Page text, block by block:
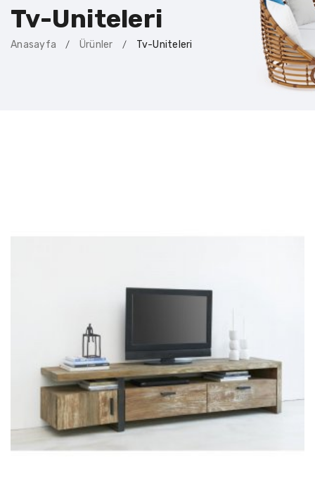
Tv-Uniteleri
Anasayfa / Ürünler / Tv-Uniteleri